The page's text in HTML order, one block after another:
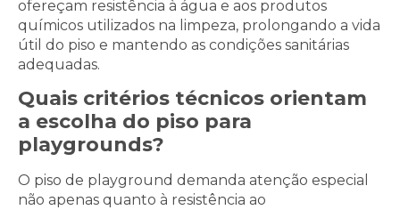
ofereçam resistência à água e aos produtos
químicos utilizados na limpeza, prolongando a vida
útil do piso e mantendo as condições sanitárias
adequadas.
Quais critérios técnicos orientam
a escolha do piso para
playgrounds?
O piso de playground demanda atenção especial
não apenas quanto à resistência ao